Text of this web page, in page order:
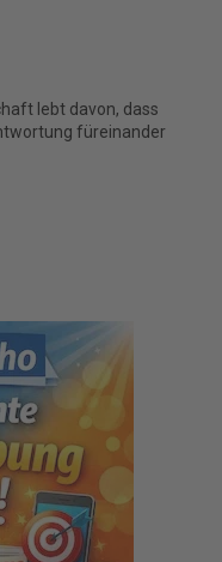
lebt davon, dass
füreinander